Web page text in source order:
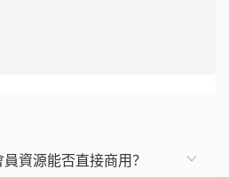
資源能否直接商用？